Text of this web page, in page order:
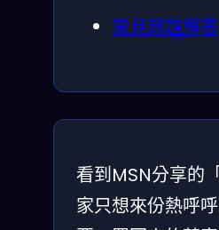
常見問題解答
看到MSN分享的
家只想來份熱呼